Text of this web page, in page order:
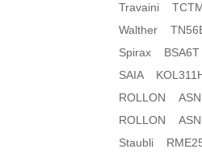
Travaini
Walther
Spirax BSA6T
SAIA
ROLLON ASN
ROLLON ASN
Staubli